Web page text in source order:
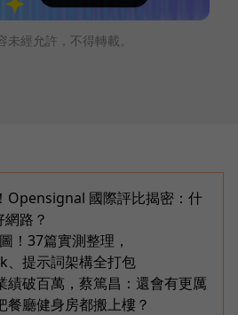
未經允許，不得轉載。
Opensignal 國際評比揭密：什
路？
！37篇實測整理，
提示詞架構全打包
績破百萬，蔡篤昌：還會有更厲
餐廳健身房都搬上樓？